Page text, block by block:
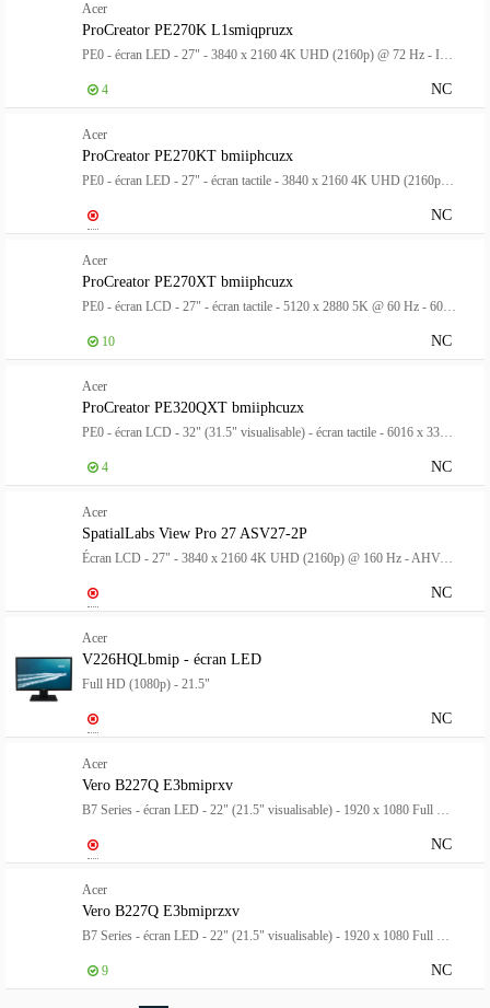
Acer
ProCreator PE270K L1smiqpruzx
NC
4
Acer
ProCreator PE270KT bmiiphcuzx
NC
Acer
ProCreator PE270XT bmiiphcuzx
NC
10
Acer
ProCreator PE320QXT bmiiphcuzx
NC
4
Acer
SpatialLabs View Pro 27 ASV27-2P
Écran LCD - 27" - 3840 x 2160 4K UHD (2160p) @ 160 Hz - AHVA - 400 cd/m² - 5 ms - HDMI, DisplayPort, USB-C - haut-parleurs
NC
Acer
V226HQLbmip - écran LED
Full HD (1080p) - 21.5"
NC
Acer
Vero B227Q E3bmiprxv
NC
Acer
Vero B227Q E3bmiprzxv
NC
9